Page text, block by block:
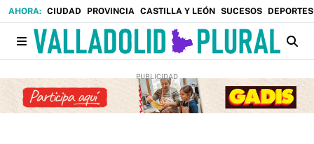
CIUDAD PROVINCIA CASTILLA Y LEÓN SUCESOS DEPORTES